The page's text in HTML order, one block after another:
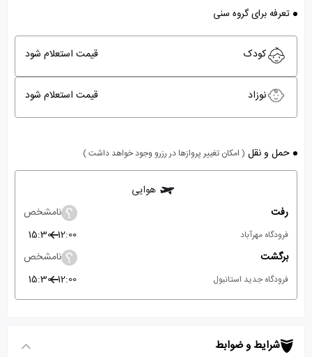
تعرفه برای گروه سنی
کودک قیمت استعلام شود
نوزاد قیمت استعلام شود
حمل و نقل ( امکان تغییر پروازها در رزرو وجود خواهد داشت )
هوایی
رفت
نامشخص
فرودگاه مهرآباد 12:00
15:30
برگشت
نامشخص
فرودگاه جدید استانبول 12:00
15:30
شرایط و ضوابط